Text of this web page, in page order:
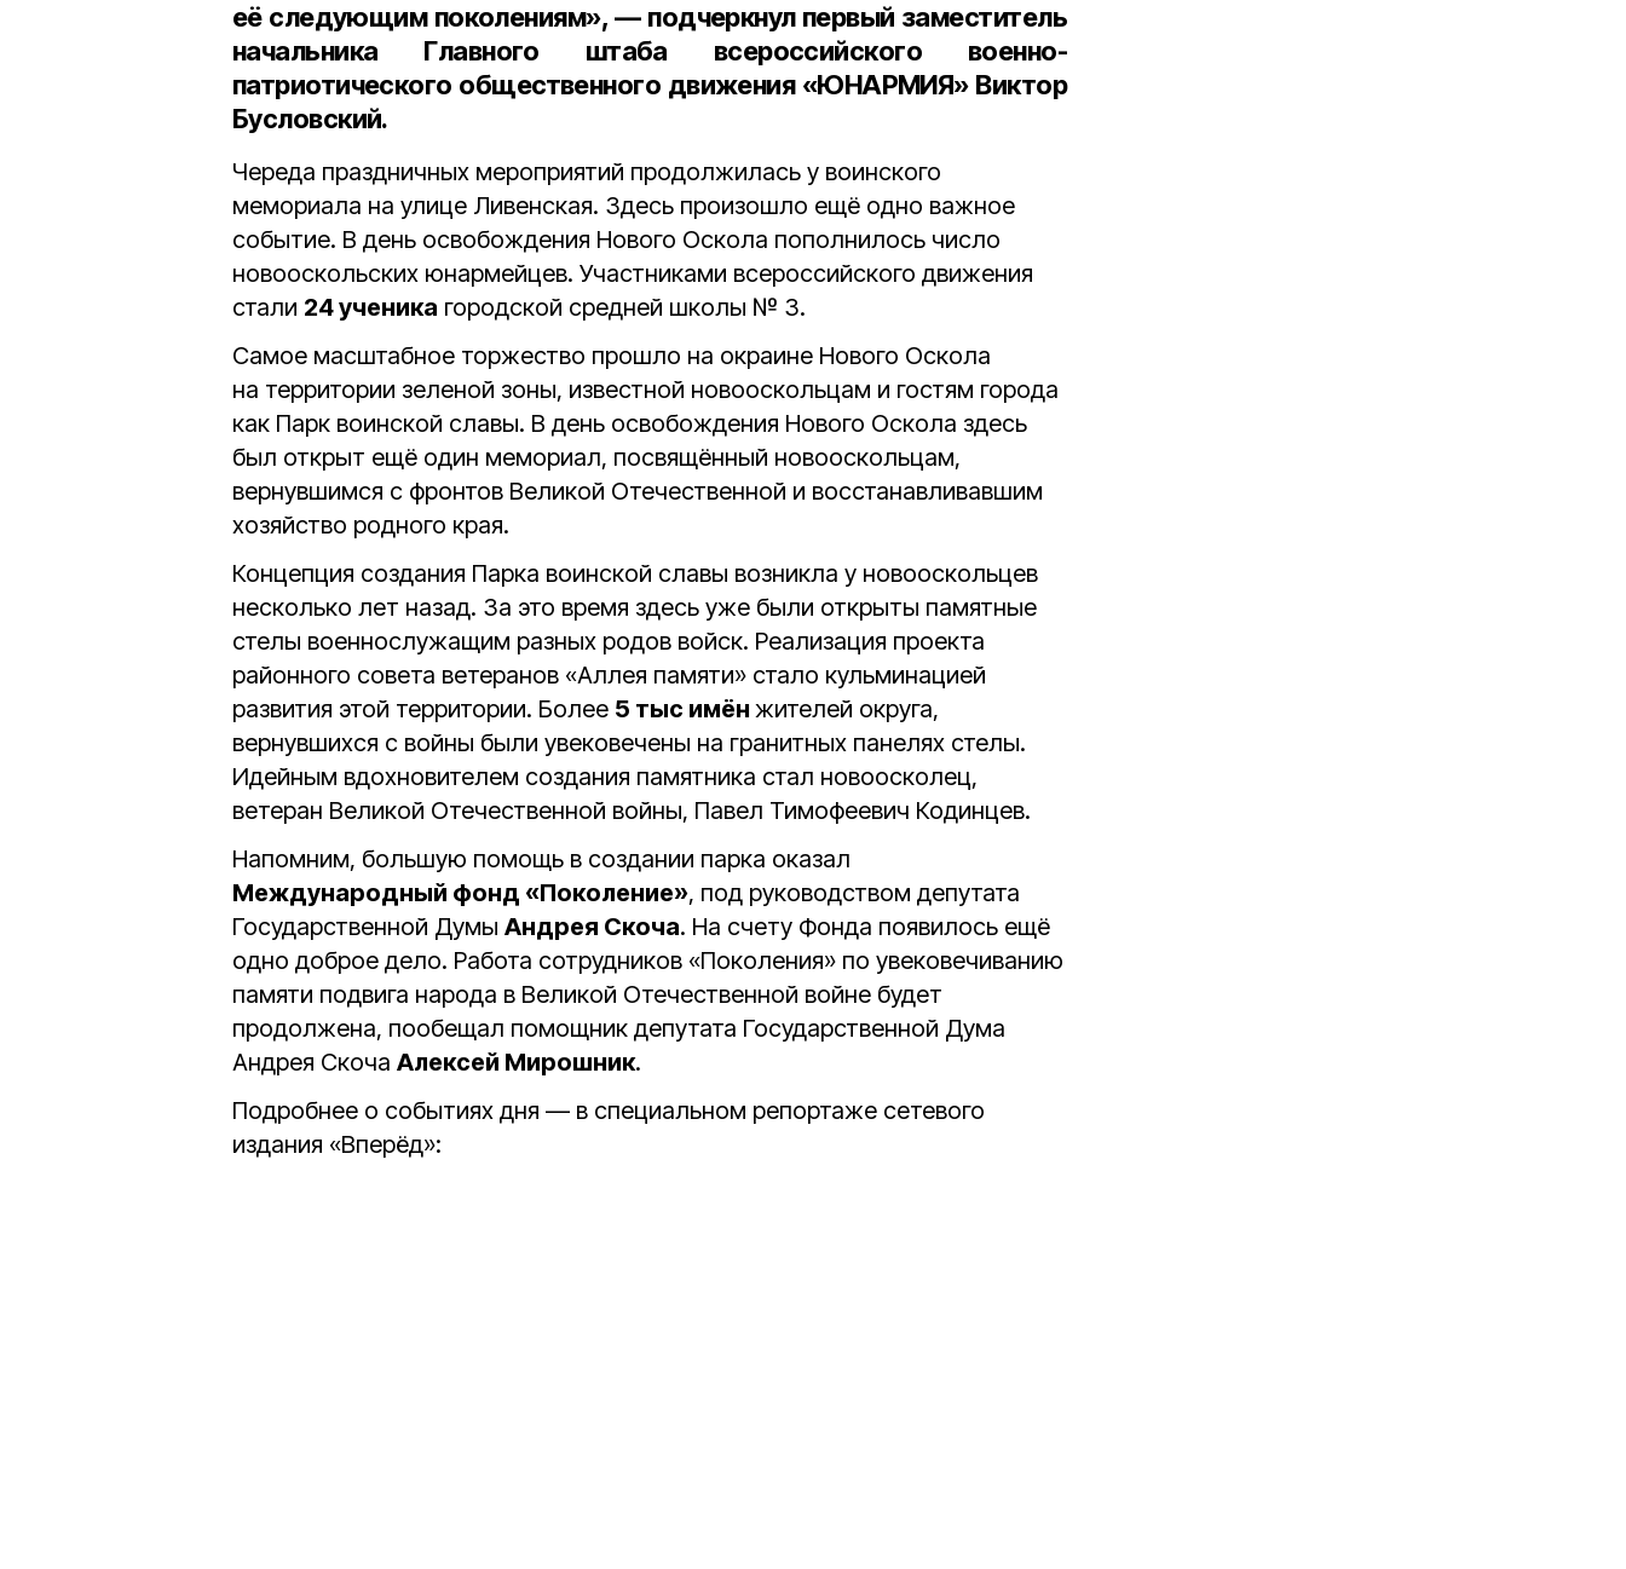
её следующим поколениям», — подчеркнул первый заместитель
начальника Главного штаба всероссийского военно-
патриотического общественного движения «ЮНАРМИЯ» Виктор
Бусловский.
Череда праздничных мероприятий продолжилась у воинского
мемориала на улице Ливенская. Здесь произошло ещё одно важное
событие. В день освобождения Нового Оскола пополнилось число
новооскольских юнармейцев. Участниками всероссийского движения
стали 24 ученика городской средней школы № 3.
Самое масштабное торжество прошло на окраине Нового Оскола
на территории зеленой зоны, известной новооскольцам и гостям города
как Парк воинской славы. В день освобождения Нового Оскола здесь
был открыт ещё один мемориал, посвящённый новооскольцам,
вернувшимся с фронтов Великой Отечественной и восстанавливавшим
хозяйство родного края.
Концепция создания Парка воинской славы возникла у новооскольцев
несколько лет назад. За это время здесь уже были открыты памятные
стелы военнослужащим разных родов войск. Реализация проекта
районного совета ветеранов «Аллея памяти» стало кульминацией
развития этой территории. Более 5 тыс имён жителей округа,
вернувшихся с войны были увековечены на гранитных панелях стелы.
Идейным вдохновителем создания памятника стал новоосколец,
ветеран Великой Отечественной войны, Павел Тимофеевич Кодинцев.
Напомним, большую помощь в создании парка оказал
Международный фонд «Поколение», под руководством депутата
Государственной Думы Андрея Скоча. На счету Фонда появилось ещё
одно доброе дело. Работа сотрудников «Поколения» по увековечиванию
памяти подвига народа в Великой Отечественной войне будет
продолжена, пообещал помощник депутата Государственной Дума
Андрея Скоча Алексей Мирошник.
Подробнее о событиях дня — в специальном репортаже сетевого
издания «Вперёд»: